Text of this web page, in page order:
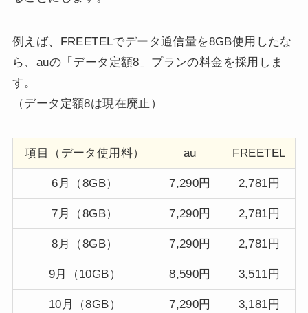
例えば、FREETELでデータ通信量を8GB使用したな
ら、auの「データ定額8」プランの料金を採用しま
す。
（データ定額8は現在廃止）
項目（データ使用料） au FREETEL
6月（8GB） 7,290円 2,781円
7月（8GB） 7,290円 2,781円
8月（8GB） 7,290円 2,781円
9月（10GB） 8,590円 3,511円
10月（8GB） 7,290円 3,181円